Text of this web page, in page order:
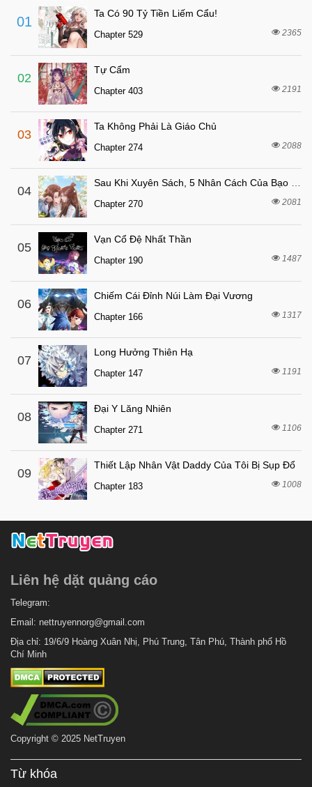
Chapter 27
Chapter 26
Chapter 25
Chapter 24
Chapter 23
Chapter 22
Chapter 21
Chapter 20
Chapter 19 8 tháng trước
Chapter 18
Chapter 17 7 tháng trước
Chapter 16
Chapter 15 8 tháng trước
Chapter 14
Chapter 13
Chapter 12 8 tháng trước
Chapter 11
Chapter 10 8 tháng trước
Chapter 9
Chapter 8
Chapter 7 8 tháng trước
Chapter 6
Chapter 4
Chapter 2 8 tháng trước
Chapter 1
Chapter 0
01
Ta Có 90 Tỷ Tiền Liếm Cẩu!
Chapter 529 2365
02
Tự Cẩm
Chapter 403 2191
03
Ta Không Phải Là Giáo Chủ
Chapter 274 2088
04
Chapter 270 2081
05
Vạn Cổ Đệ Nhất Thần
Chapter 190 1487
06
Chiếm Cái Đỉnh Núi Làm Đại Vương
Chapter 166 1317
07
Long Hưởng Thiên Hạ
Chapter 147 1191
08
Đại Y Lăng Nhiên
Chapter 271 1106
09
Thiết Lập Nhân Vật Daddy Của Tôi Bị Sụp Đổ
Chapter 183 1008
Liên hệ dặt quảng cáo
Telegram:
Email: nettruyennorg@gmail.com
Địa chỉ: 19/6/9 Hoàng Xuân Nhị, Phú Trung, Tân Phú, Thành phố Hồ
Chí Minh
Copyright © 2025 NetTruyen
Từ khóa